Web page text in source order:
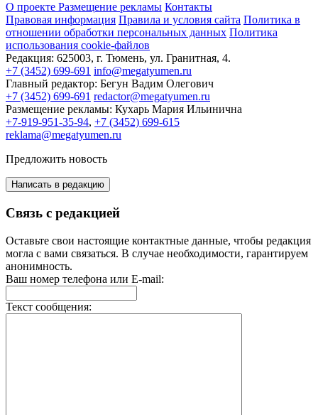
О проекте Размещение рекламы Контакты
Правовая информация Правила и условия сайта Политика в
отношении обработки персональных данных Политика
использования cookie-файлов
Редакция: 625003, г. Тюмень, ул. Гранитная, 4.
+7 (3452) 699-691 info@megatyumen.ru
Главный редактор: Бегун Вадим Олегович
+7 (3452) 699-691 redactor@megatyumen.ru
Размещение рекламы: Кухарь Мария Ильинична
+7-919-951-35-94, +7 (3452) 699-615
reklama@megatyumen.ru
Предложить новость
Написать в редакцию
Связь с редакцией
Оставьте свои настоящие контактные данные, чтобы редакция
могла с вами связаться. В случае необходимости, гарантируем
анонимность.
Ваш номер телефона или E-mail:
Текст сообщения: